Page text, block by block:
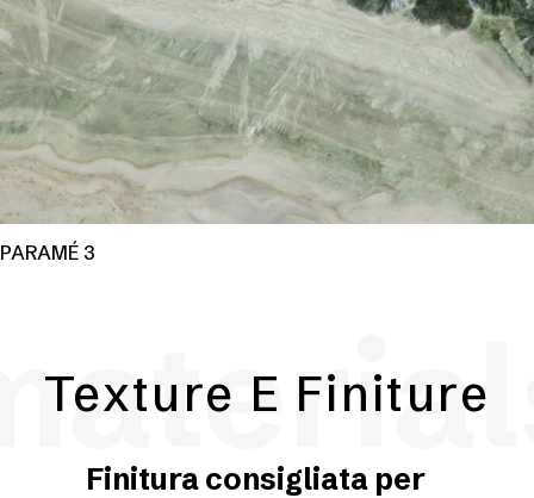
PARAMÉ 3
Texture E Finiture
Finitura consigliata per